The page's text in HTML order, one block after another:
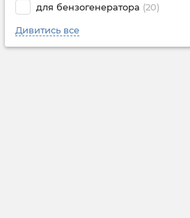
для бензогенератора (20)
Дивитись все